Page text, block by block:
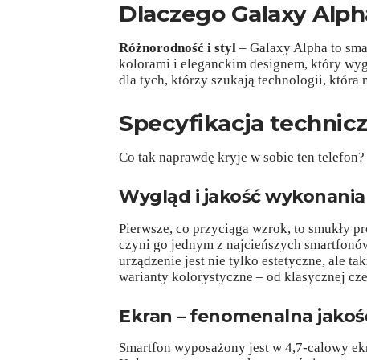
Dlaczego Galaxy
Różnorodność i styl – Galaxy Alpha to
kolorami i eleganckim designem, który
dla tych, którzy szukają technologii, która
Specyfikacja
Co tak naprawdę kryje w sobie ten telefon?
Wygląd i jakość wykonania
Pierwsze, co przyciąga wzrok, to smukły
czyni go jednym z najcieńszych
urządzenie jest nie tylko estetyczne, ale
warianty kolorystyczne – od klasycznej
Ekran – fenomenalna
Smartfon wyposażony jest w 4,7-calowy